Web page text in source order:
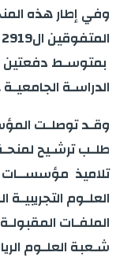
وفي إطار هذه
بمتوسـط دفعتين
الدراسـة الجامعيـة
طلـب ترشـيح
تلاميذ مؤسســات
شـعبة العلـوم